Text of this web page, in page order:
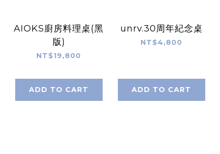
AIOKS廚房料理桌(黑
版)
NT$19,800
ADD TO CART
unrv.30周年紀念桌
NT$4,800
ADD TO CART